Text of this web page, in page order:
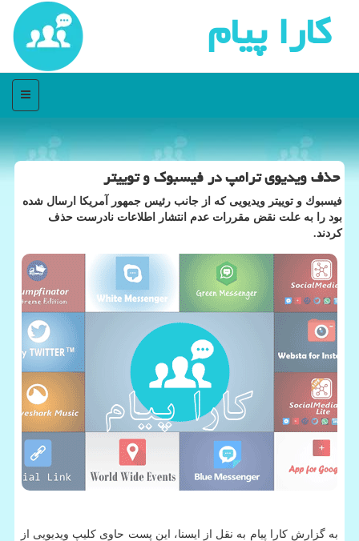
كارا پیام
منو
حذف ویدیوی ترامپ در فیسبوك و توییتر
فیسبوك و توییتر ویدیویی كه از جانب رئیس جمهور آمریكا ارسال شده
بود را به علت نقض مقررات عدم انتشار اطلاعات نادرست حذف
كردند.
به گزارش کارا پیام به نقل از ایسنا، این پست حاوی کلیپ ویدیویی از